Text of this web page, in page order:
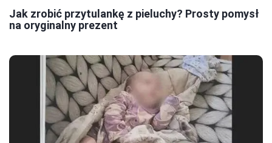
Jak zrobić przytulankę z pieluchy? Prosty pomysł
na oryginalny prezent